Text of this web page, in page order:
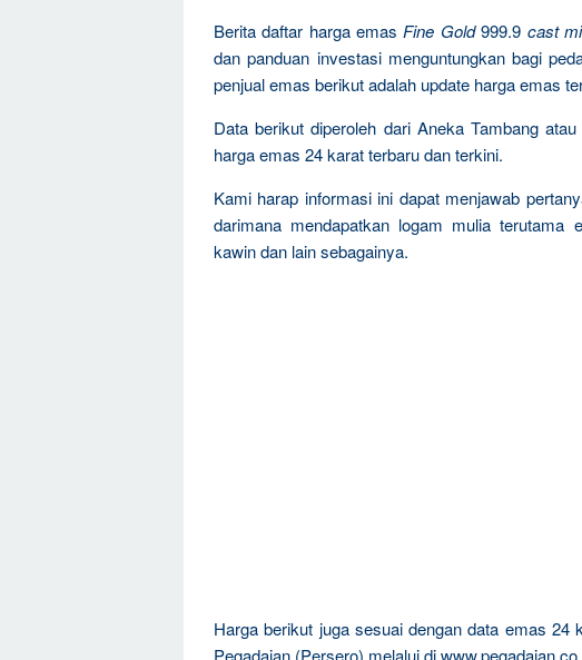
Berita daftar harga emas Fine Gold999.9 cast
dan panduan investasi menguntungkan bagi
penjual emas berikut adalah update harga emas
Data berikut diperoleh dari Aneka Tambang
harga emas 24 karat terbaru dan terkini.
Kami harap informasi ini dapat menjawab
darimana mendapatkan logam mulia terutama
kawin dan lain sebagainya.
Harga berikut juga sesuai dengan data emas
Pegadaian (Persero) melalui di